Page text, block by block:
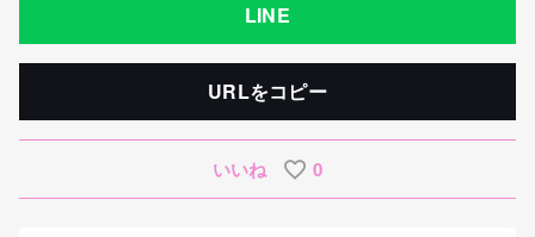
LINE
URLをコピー
いいね 0